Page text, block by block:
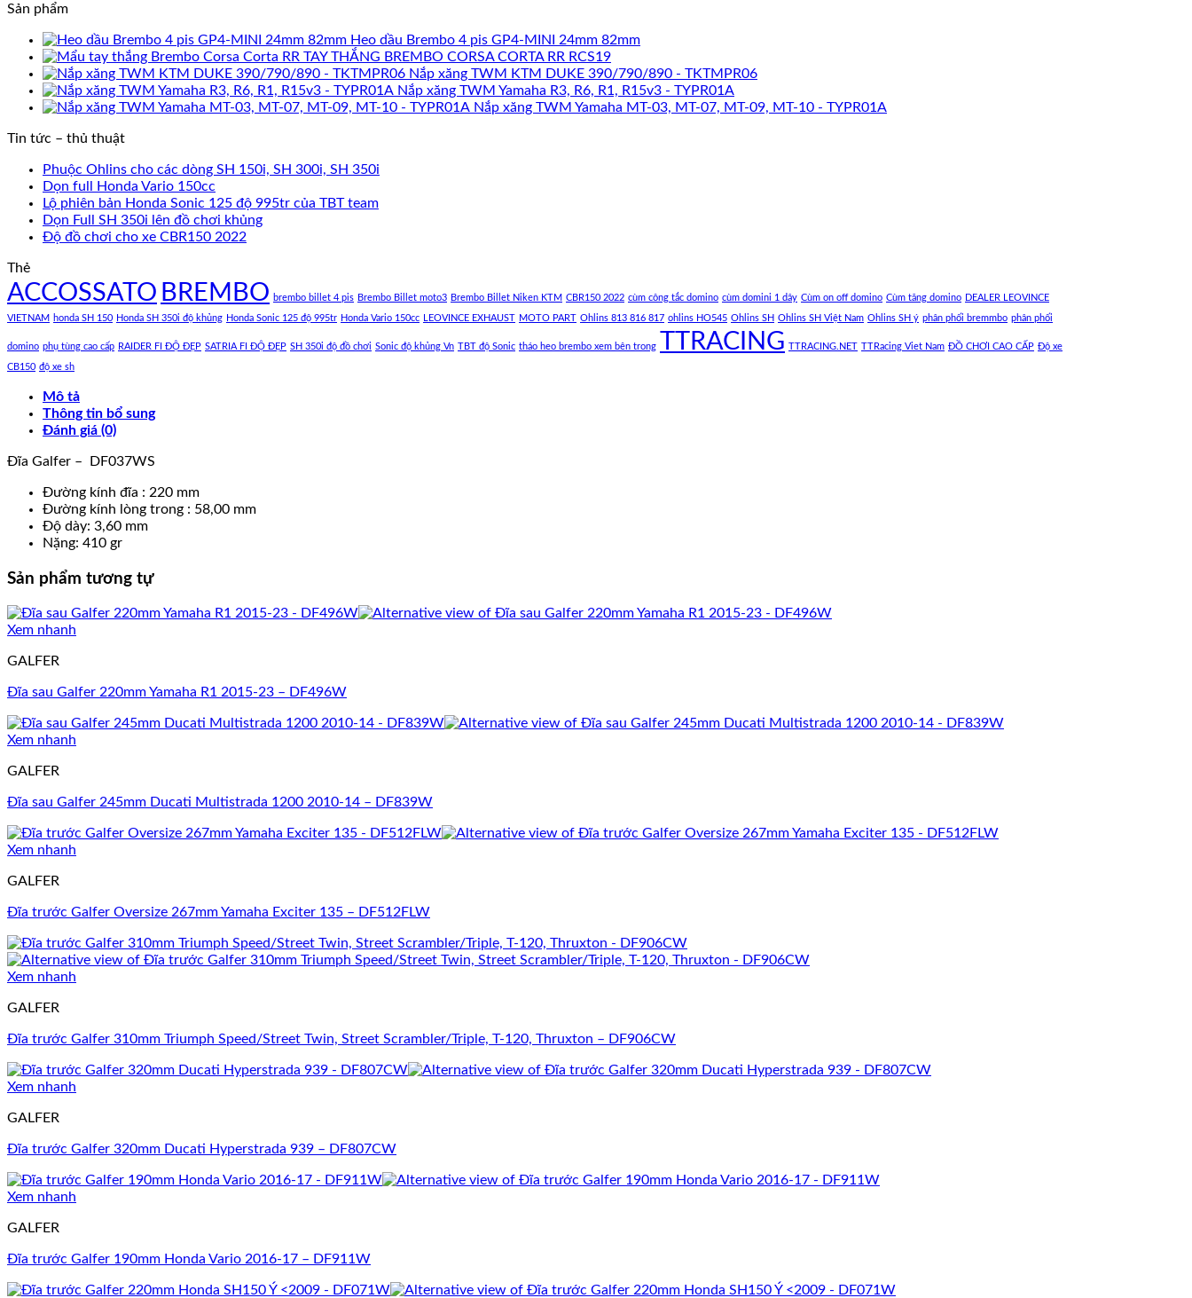
Sản phẩm
Heo dầu Brembo 4 pis GP4-MINI 24mm 82mm
TAY THẮNG BREMBO CORSA CORTA RR RCS19
Nắp xăng TWM KTM DUKE 390/790/890 - TKTMPR06
Nắp xăng TWM Yamaha R3, R6, R1, R15v3 - TYPR01A
Nắp xăng TWM Yamaha MT-03, MT-07, MT-09, MT-10 - TYPR01A
Tin tức – thủ thuật
Phuộc Ohlins cho các dòng SH 150i, SH 300i, SH 350i
Dọn full Honda Vario 150cc
Lộ phiên bản Honda Sonic 125 độ 995tr của TBT team
Dọn Full SH 350i lên đồ chơi khủng
Độ đồ chơi cho xe CBR150 2022
Thẻ
ACCOSSATO BREMBO brembo billet 4 pis Brembo Billet moto3 Brembo Billet Niken KTM CBR150 2022 cùm công tắc domino cùm domini 1 dây Cùm on off domino Cùm tăng domino DEALER LEOVINCE
VIETNAM honda SH 150 Honda SH 350i độ khủng Honda Sonic 125 độ 995tr Honda Vario 150cc LEOVINCE EXHAUST MOTO PART Ohlins 813 816 817 ohlins HO545 Ohlins SH Ohlins SH Việt Nam Ohlins SH ý phân phối bremmbo phân phối
domino phụ tùng cao cấp RAIDER FI ĐỘ ĐẸP SATRIA FI ĐỘ ĐẸP SH 350i độ đồ chơi Sonic độ khủng Vn TBT độ Sonic tháo heo brembo xem bên trong TTRACING TTRACING.NET TTRacing Viet Nam ĐỒ CHƠI CAO CẤP Độ xe
CB150 độ xe sh
Mô tả
Thông tin bổ sung
Đánh giá (0)
Đĩa Galfer – DF037WS
Đường kính đĩa : 220 mm
Đường kính lòng trong : 58,00 mm
Độ dày: 3,60 mm
Nặng: 410 gr
Sản phẩm tương tự
Xem nhanh
GALFER
Đĩa sau Galfer 220mm Yamaha R1 2015-23 – DF496W
Xem nhanh
GALFER
Đĩa sau Galfer 245mm Ducati Multistrada 1200 2010-14 – DF839W
Xem nhanh
GALFER
Đĩa trước Galfer Oversize 267mm Yamaha Exciter 135 – DF512FLW
Xem nhanh
GALFER
Đĩa trước Galfer 310mm Triumph Speed/Street Twin, Street Scrambler/Triple, T-120, Thruxton – DF906CW
Xem nhanh
GALFER
Đĩa trước Galfer 320mm Ducati Hyperstrada 939 – DF807CW
Xem nhanh
GALFER
Đĩa trước Galfer 190mm Honda Vario 2016-17 – DF911W